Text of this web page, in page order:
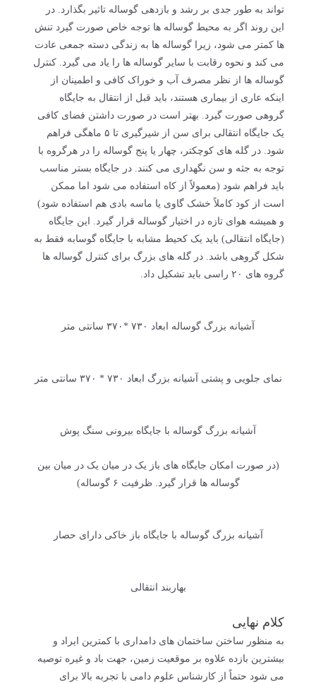
تواند به طور جدی بر رشد و بازدهی گوساله تاثیر بگذارد. در
این روند اگر به محیط گوساله ها توجه خاص صورت گیرد تنش
ها کمتر می شود، زیرا گوساله ها به زندگی دسته جمعی عادت
می کند و نحوه رقابت با سایر گوساله ها را یاد می گیرد. کنترل
گوساله ها از نظر مصرف آب و خوراک کافی و اطمینان از
اینکه عاری از بیماری هستند، باید قبل از انتقال به جایگاه
گروهی صورت گیرد. بهتر است در صورت داشتن فضای کافی
یک جایگاه انتقالی برای سن از شیرگیری تا ۵ ماهگی فراهم
شود. در گله های کوچکتر، چهار یا پنج گوساله را در هرگروه با
توجه به جثه و سن نگهداری می کنند. در جایگاه بستر مناسب
باید فراهم شود (معمولاً از کاه استفاده می شود اما ممکن
است از کود کاملاً خشک گاوی یا ماسه بادی هم استفاده شود)
و همیشه هوای تازه در اختیار گوساله قرار گیرد. این جایگاه
(جایگاه انتقالی) باید یک کحیط مشابه با جایگاه گوسابه فقط به
شکل گروهی باشد. در گله های بزرگ برای کنترل گوساله ها
گروه های ۲۰ راسی باید تشکیل داد.
آشیانه بزرگ گوساله ابعاد ۷۳۰ *۳۷۰ سانتی متر
نمای جلویی و پشتی آشیانه بزرگ ابعاد ۷۳۰ * ۳۷۰ سانتی متر
آشیانه بزرگ گوساله با جایگاه بیرونی سنگ پوش
(در صورت امکان جایگاه های باز یک در میان یک در میان بین
گوساله ها قرار گیرد. ظرفیت ۶ گوساله)
آشیانه بزرگ گوساله با جایگاه باز خاکی دارای حصار
بهاربند انتقالی
کلام نهایی
به منظور ساختن ساختمان های دامداری با کمترین ایراد و
بیشترین بازده علاوه بر موقعیت زمین، جهت باد و غیره توصیه
می شود حتماً از کارشناس علوم دامی با تجربه بالا برای